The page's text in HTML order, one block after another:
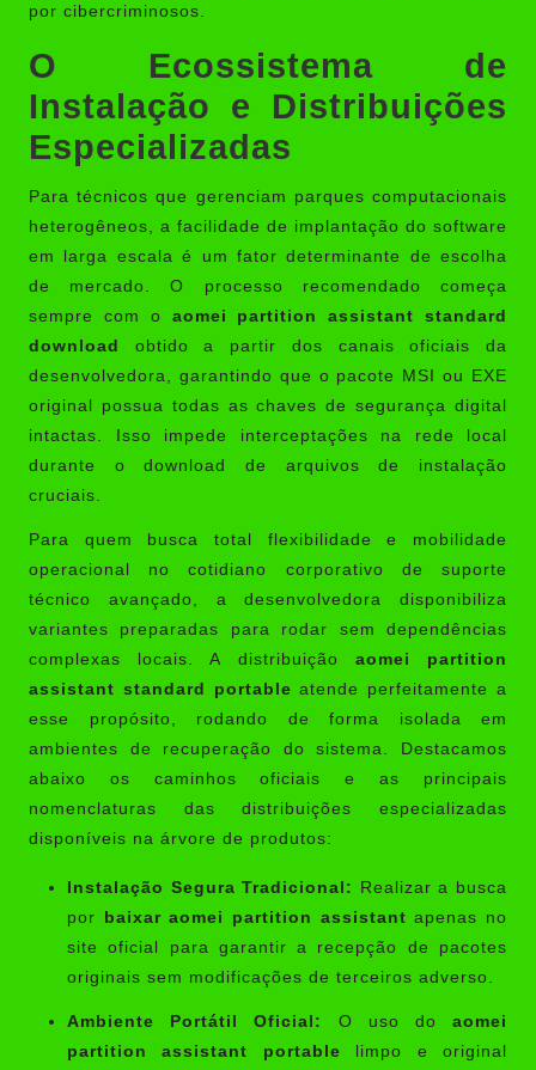
por cibercriminosos.
O Ecossistema de
Instalação e Distribuições
Especializadas
Para técnicos que gerenciam parques computacionais
heterogêneos, a facilidade de implantação do software
em larga escala é um fator determinante de escolha
de mercado. O processo recomendado começa
sempre com o aomei partition assistant standard
download
obtido a partir dos canais oficiais da
desenvolvedora, garantindo que o pacote MSI ou EXE
original possua todas as chaves de segurança digital
intactas. Isso impede interceptações na rede local
durante o download de arquivos de instalação
cruciais.
Para quem busca total flexibilidade e mobilidade
operacional no cotidiano corporativo de suporte
técnico avançado, a desenvolvedora disponibiliza
variantes preparadas para rodar sem dependências
complexas locais. A distribuição aomei partition
assistant standard portable atende perfeitamente a
esse propósito, rodando de forma isolada em
ambientes de recuperação do sistema. Destacamos
abaixo os caminhos oficiais e as principais
nomenclaturas das distribuições especializadas
disponíveis na árvore de produtos:
Instalação Segura Tradicional:
Realizar a busca
por
baixar aomei partition assistant apenas no
site oficial para garantir a recepção de pacotes
originais sem modificações de terceiros adverso.
Ambiente Portátil Oficial: O uso doaomei
partition assistant portable limpo e original